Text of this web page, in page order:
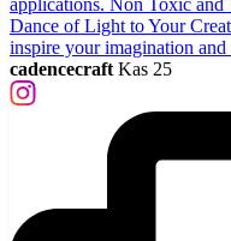
cadencecraft Kas 25